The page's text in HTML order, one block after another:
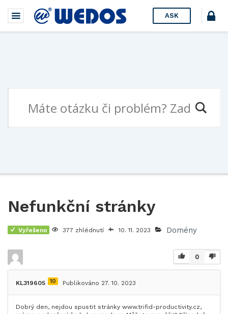
ASK
Nefunkční stránky
Vyřešeno 377 zhlédnutí 10. 11. 2023 Domény
0
KL319605 10 Publikováno 27. 10. 2023
Dobrý den, nejdou spustit stránky www.trifid-productivity.cz,